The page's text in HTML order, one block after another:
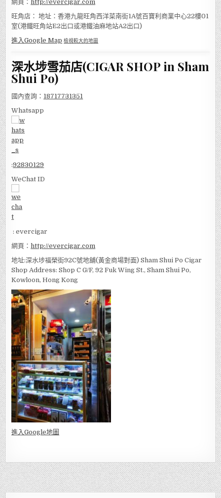
網頁：http://evercigar.com
旺角店： 地址：香港九龍旺角西洋菜南街1A號百寶利商業中心22樓01
室(港鐵旺角站E2出口或港鐵油麻地站A2出口)
進入Google Map 檢視較大的地圖
深水埗雪茄店(CIGAR SHOP in Sham
Shui Po)
國內查詢： 18717731351
Whatsapp
:92830129
WeChat ID
: evercigar
網頁：http://evercigar.com
地址:深水埗福榮街92C號地舖(黃金商場對面) Sham Shui Po Cigar
Shop Address: Shop C G/F, 92 Fuk Wing St., Sham Shui Po,
Kowloon, Hong Kong
進入Google地圖